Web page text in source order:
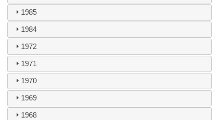
1985
1984
1972
1971
1970
1969
1968